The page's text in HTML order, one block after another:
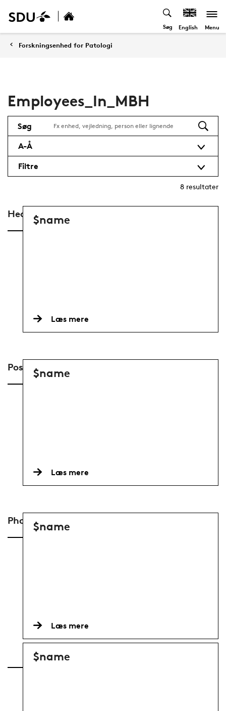
Søg English Menu
Forskningsenhed for Patologi
Employees_In_MBH
Filtre
A-Å
Søg
8 resultater
Head $name
Læs mere
Postdoc$name
Læs mere
Phd $name
Læs mere
$name